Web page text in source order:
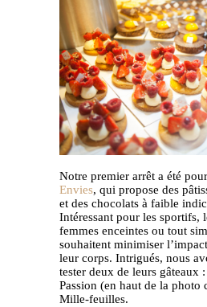
Notre premier arrêt a été pour
Envies, qui propose des
et des chocolats à faible
Intéressant pour les sportifs,
femmes enceintes ou tout
souhaitent minimiser
leur corps. Intrigués, nous
tester deux de leurs gâteaux
Passion (en haut de la photo
Mille-feuilles.